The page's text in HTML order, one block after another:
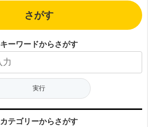
さがす
キーワードからさがす
カテゴリーからさがす